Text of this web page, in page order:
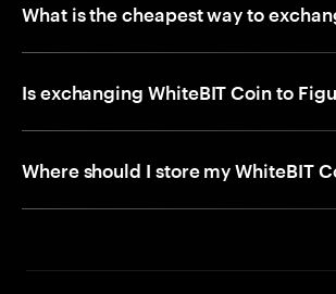
What is the cheapest way to
Is exchanging WhiteBIT Coin to
Where should I store my WhiteBIT